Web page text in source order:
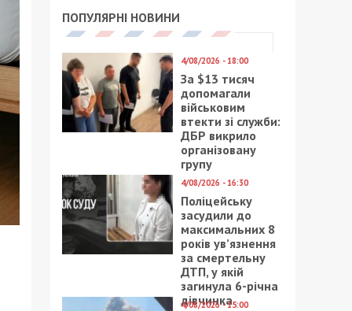
ПОПУЛЯРНІ НОВИНИ
4/08/2026 - 18:00
За $13 тисяч
допомагали
військовим
втекти зі служби:
ДБР викрило
організовану
групу
4/08/2026 - 16:30
Поліцейську
засудили до
максимальних 8
років ув’язнення
за смертельну
ДТП, у якій
загинула 6-річна
дівчинка
4/08/2026 - 15:00